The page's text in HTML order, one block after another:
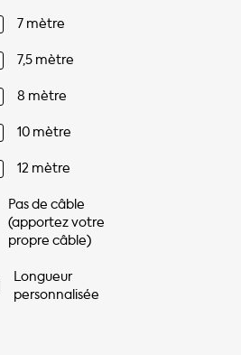
7 mètre
7,5 mètre
8 mètre
10 mètre
12 mètre
Pas de câble
(apportez votre
propre câble)
Longueur
personnalisée